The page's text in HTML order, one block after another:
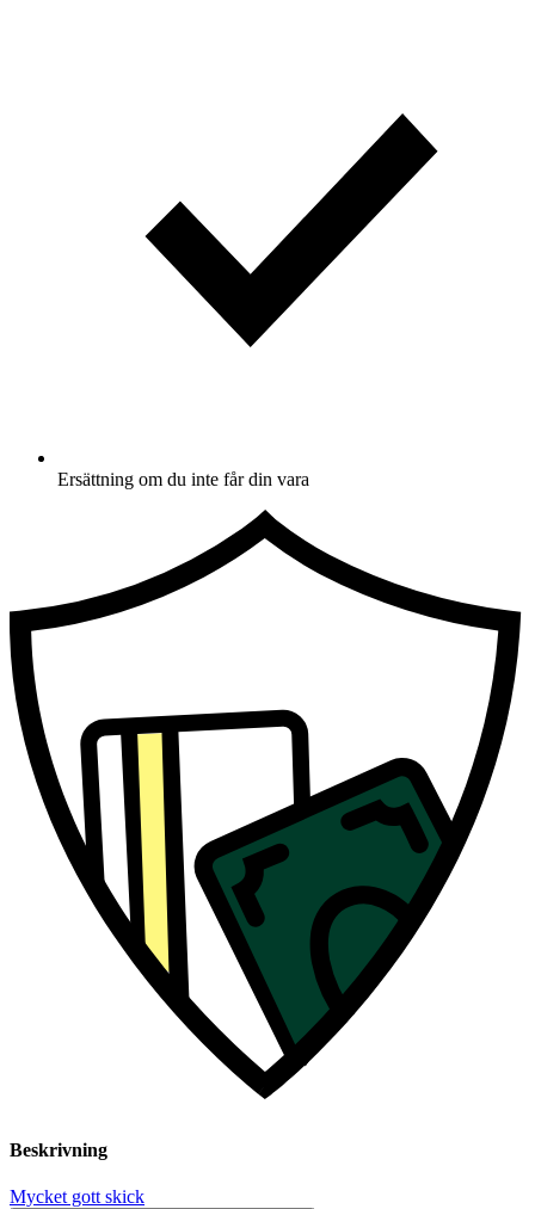
Ersättning om du inte får din vara
Beskrivning
Mycket gott skick